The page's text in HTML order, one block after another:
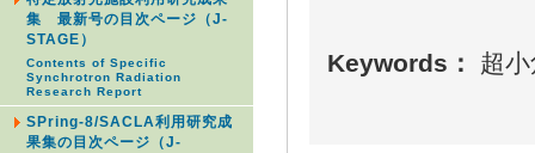
集 最新号の目次ページ（J-
STAGE）
Contents of Specific
Synchrotron Radiation
Research Report
SPring-8/SACLA利用研究成
果集の目次ページ（J-
Keywords： 超